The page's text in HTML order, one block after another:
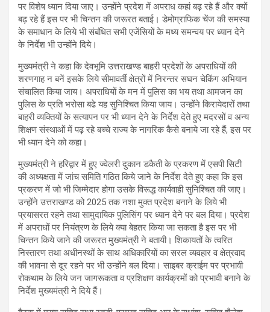
पर विशेष ध्यान दिया जाए। उन्होंने प्रदेश में अपराध कहां बढ़ रहे हैं और क्यों
बढ़ रहे हैं इस पर भी चिन्तन की जरूरत बताई। डेमोग्राफिक चेंज की समस्या
के समाधान के लिये भी संबंधित सभी एजेंसियों के मध्य समन्वय पर ध्यान देने
के निर्देश भी उन्होंने दिये।
मुख्यमंत्री ने कहा कि देवभूमि उत्तराखण्ड बाहरी प्रदेशों के अपराधियों की
शरणगाह न बनें इसके लिये सीमावर्ती क्षेत्रों में निरन्तर सघन चेकिंग अभियान
संचालित किया जाय। अपराधियों के मन में पुलिस का भय तथा आमजन का
पुलिस के प्रति भरोसा बढे यह सुनिश्चित किया जाय। उन्होंने किरायेदारों तथा
बाहरी व्यक्तियों के सत्यापन पर भी ध्यान देने के निर्देश देते हुए मदरसों व अन्य
शिक्षण संस्थाओं में पढ़ रहे बच्चे राज्य के नागरिक कैसे बनाये जा रहे हैं, इस पर
भी ध्यान देने को कहा।
मुख्यमंत्री ने हरिद्वार में हुए ज्वेलरी दुकान डकैती के प्रकरण में एसपी सिटी
की अध्यक्षता में जांच समिति गठित किये जाने के निर्देश देते हुए कहा कि इस
प्रकरण में जो भी जिम्मेदार होगा उसके विरूद्ध कार्यवाही सुनिश्चित की जाए।
उन्होंने उत्तराखण्ड को 2025 तक नशा मुक्त प्रदेश बनाने के लिये भी
प्रयासरत रहने तथा सामुदायिक पुलिसिंग पर ध्यान देने पर बल दिया। प्रदेश
में अपराधों पर नियंत्रण के लिये क्या बेहतर किया जा सकता है इस पर भी
चिन्तन किये जाने की जरूरत मुख्यमंत्री ने बतायी। शिकायतों के त्वरित
निस्तारण तथा अधीनस्थों के साथ अधिकारियों का सरल व्यवहार व क्षेत्रवाद
की भावना से दूर रहने पर भी उन्होंने बल दिया। साइबर क्राईम पर प्रभावी
रोकथाम के लिये जन जागरूकता व प्रशिक्षण कार्यक्रमों को प्रभावी बनाने के
निर्देश मुख्यमंत्री ने दिये हैं।